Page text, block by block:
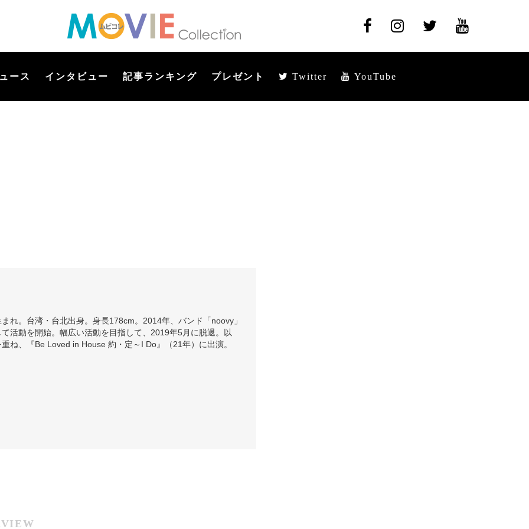
ース インタビュー 記事ランキング プレゼント Twitter YouTube
れ。台湾・台北出身。身長178cm。2014年、バンド「noovy」
活動を開始。幅広い活動を目指して、2019年5月に脱退。以
ね、『Be Loved in House 約・定～I Do』（21年）に出演。